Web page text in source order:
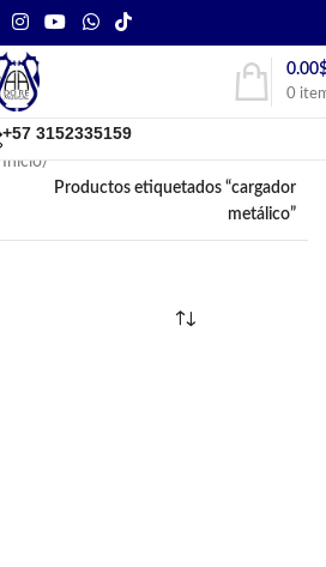
0
0.00
+57 3152335159
Inicio/
Productos etiquetados “cargador
metálico”